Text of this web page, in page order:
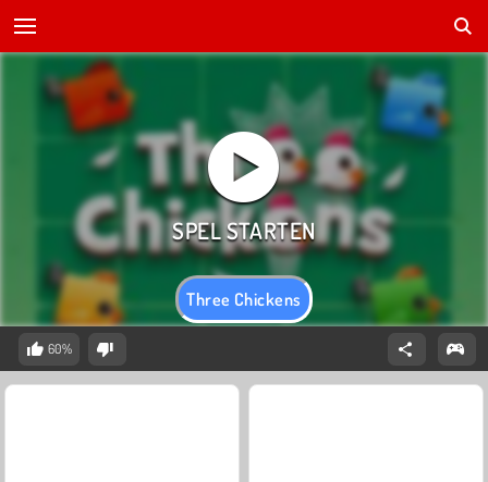
Three Chickens
60%